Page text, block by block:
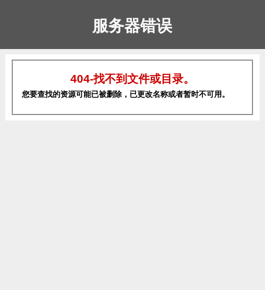
服务器错误
404-找不到文件或目录。
您要查找的资源可能已被删除，已更改名称或者暂时不可用。